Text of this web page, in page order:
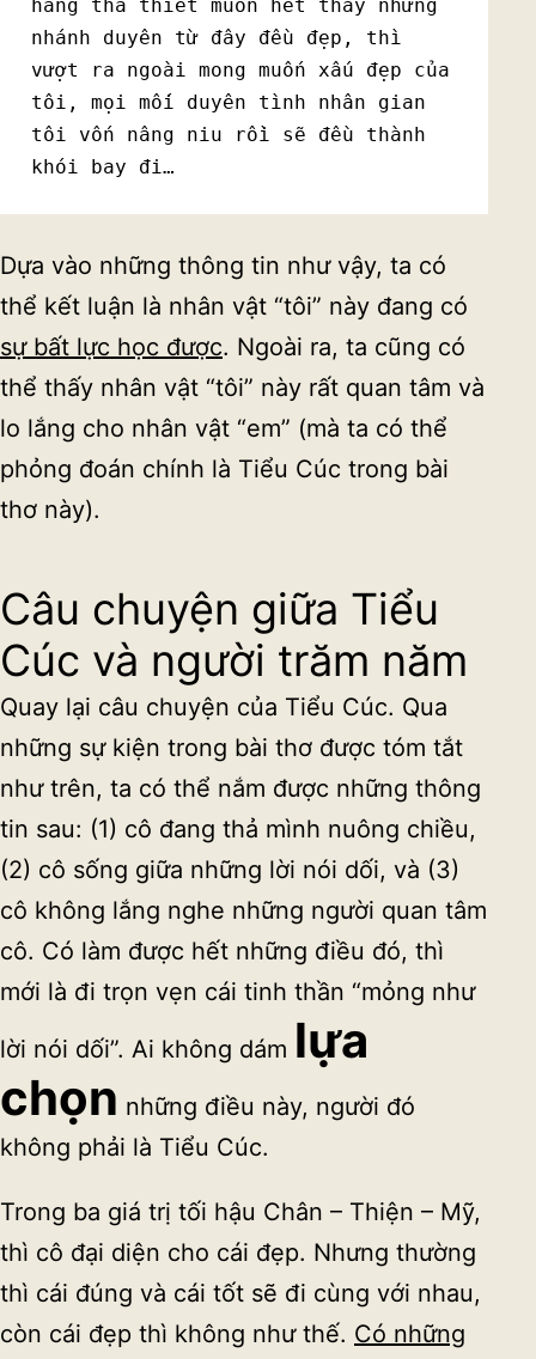
hằng tha thiết muốn hết thảy những
nhánh duyên từ đây đều đẹp, thì
vượt ra ngoài mong muốn xấu đẹp của
tôi, mọi mối duyên tình nhân gian
tôi vốn nâng niu rồi sẽ đều thành
khói bay đi…
Dựa vào những thông tin như vậy, ta có
thể kết luận là nhân vật “tôi” này đang có
sự bất lực học được. Ngoài ra, ta cũng có
thể thấy nhân vật “tôi” này rất quan tâm và
lo lắng cho nhân vật “em” (mà ta có thể
phỏng đoán chính là Tiểu Cúc trong bài
thơ này).
Câu chuyện giữa Tiểu
Cúc và người trăm năm
Quay lại câu chuyện của Tiểu Cúc. Qua
những sự kiện trong bài thơ được tóm tắt
như trên, ta có thể nắm được những thông
tin sau: (1) cô đang thả mình nuông chiều,
(2) cô sống giữa những lời nói dối, và (3)
cô không lắng nghe những người quan tâm
cô. Có làm được hết những điều đó, thì
mới là đi trọn vẹn cái tinh thần “mỏng như
lời nói dối”. Ai không dám lựa
chọn những điều này, người đó
không phải là Tiểu Cúc.
Trong ba giá trị tối hậu Chân – Thiện – Mỹ,
thì cô đại diện cho cái đẹp. Nhưng thường
thì cái đúng và cái tốt sẽ đi cùng với nhau,
còn cái đẹp thì không như thế. Có những